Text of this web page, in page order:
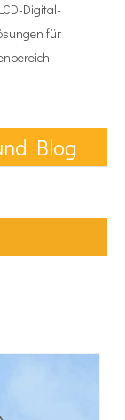
Digital-
für
Blog